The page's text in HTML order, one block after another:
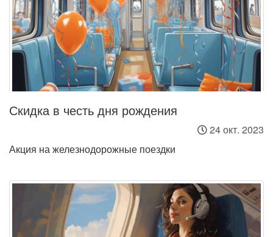
Скидка в честь дня рождения
24 окт. 2023
Акция на железнодорожные поездки